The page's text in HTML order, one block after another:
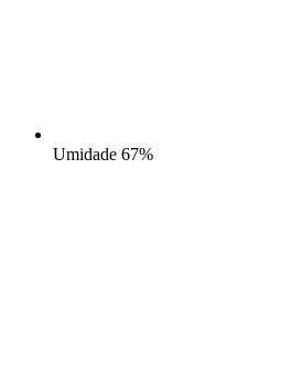
Umidade 67%